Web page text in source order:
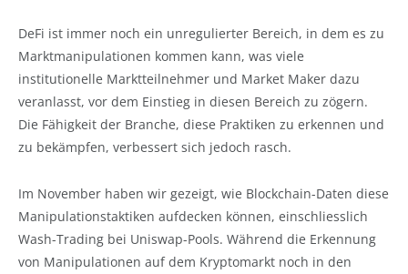
DeFi ist immer noch ein unregulierter Bereich, in dem es zu
Marktmanipulationen kommen kann, was viele
institutionelle Marktteilnehmer und Market Maker dazu
veranlasst, vor dem Einstieg in diesen Bereich zu zögern.
Die Fähigkeit der Branche, diese Praktiken zu erkennen und
zu bekämpfen, verbessert sich jedoch rasch.
Im November haben wir gezeigt, wie Blockchain-Daten diese
Manipulationstaktiken aufdecken können, einschliesslich
Wash-Trading bei Uniswap-Pools. Während die Erkennung
von Manipulationen auf dem Kryptomarkt noch in den